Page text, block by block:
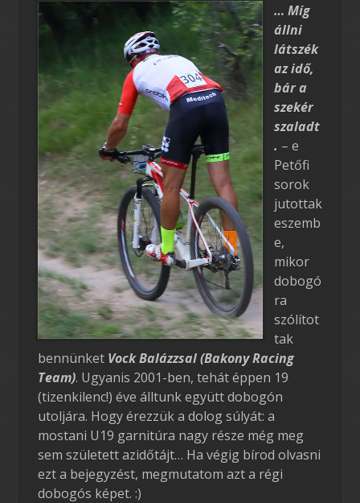
… Míg
állni
látszék
az idő,
bár a
szekér
szaladt
. – e
Petőfi
sorok
jutottak
eszemb
e,
mikor
dobogó
ra
szólítot
tak
bennünket Vock Balázzsal (Bakony Racing
Team). Ugyanis 2001-ben, tehát éppen 19
(tizenkilenc!) éve álltunk együtt dobogón
utoljára. Hogy érezzük a dolog súlyát: a
mostani U19 garnitúra nagy része még meg
sem született azidőtájt… Ha végig bírod olvasni
ezt a bejegyzést, megmutatom azt a régi
dobogós képet. :)